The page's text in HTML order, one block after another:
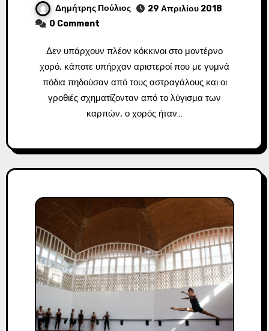
Δημήτρης Πούλιος
29 Απριλίου 2018
0 Comment
Δεν υπάρχουν πλέον κόκκινοι στο μοντέρνο
χορό, κάποτε υπήρχαν αριστεροί που με γυμνά
πόδια πηδούσαν από τους αστραγάλους και οι
γροθιές σχηματίζονταν από το λύγισμα των
καρπών, ο χορός ήταν…